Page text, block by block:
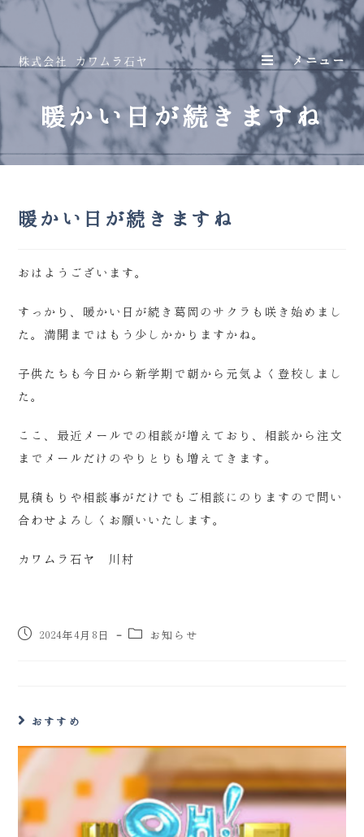
メニュー
暖かい日が続きますね
暖かい日が続きますね
おはようございます。
すっかり、暖かい日が続き葛岡のサクラも咲き始めまし
た。満開まではもう少しかかりますかね。
子供たちも今日から新学期で朝から元気よく登校しまし
た。
ここ、最近メールでの相談が増えており、相談から注文
までメールだけのやりとりも増えてきます。
見積もりや相談事がだけでもご相談にのりますので問い
合わせよろしくお願いいたします。
カワムラ石ヤ 川村
2024年4月8日 お知らせ
おすすめ